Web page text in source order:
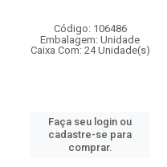
Código: 106486
Embalagem: Unidade
Caixa Com: 24 Unidade(s)
Faça seu login ou
cadastre-se para
comprar.